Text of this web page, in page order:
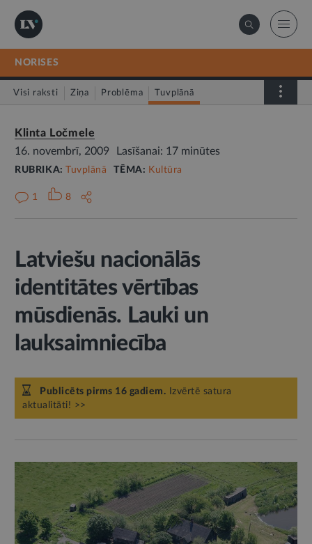
NORISES
Visi raksti Ziņa Problēma Tuvplānā
Klinta Ločmele
16. novembrī, 2009
Lasīšanai: 17 minūtes
RUBRIKA: Tuvplānā TĒMA: Kultūra
1 8
Latviešu nacionālās
identitātes vērtības
mūsdienās. Lauki un
lauksaimniecība
Publicēts pirms 16 gadiem. Izvērtē satura
aktualitāti! >>